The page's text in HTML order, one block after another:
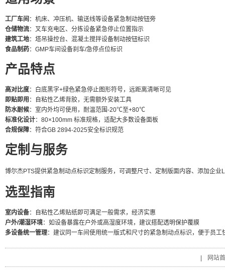
工厂车间 ：机床、冲压机、输送线等设备紧急制动按钮旁
仓储物流：叉车充电区、分拣设备紧急停止位置指示
建筑工地：塔吊操控台、混凝土搅拌设备制动按钮标识
食品制药：GMP车间设备刹车/急停点位标识
产品特点
高对比度：白底黑字+绿色紧急停止图形符号，远距离清晰可见
即贴即用 ：自粘性乙烯背胶，无需额外安装工具
防水耐候：室内外均可使用，耐温范围-20℃至+80℃
标准化设计：80×100mm 标准规格，适配大多数设备面板
合规保障：符合GB 2894-2025安全标识规范
定制与服务
博尔杰PTS提供紧急制动点标识定制服务，可调整尺寸、定制版面内容、添加企
选型指南
室内设备：自粘性乙烯贴纸即可满足一般需求，经济实惠
户外/潮湿环境：如设备暴露在户外或高湿度环境，建议搭配透明保护覆膜
多设备统一管理：建议同一车间使用统一版式和尺寸的紧急制动点标识，便于员工
| 网站